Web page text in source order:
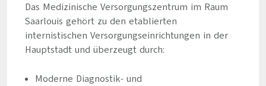
Das Medizinische Versorgungszentrum im Raum
Saarlouis gehört zu den etablierten
internistischen Versorgungseinrichtungen in der
Hauptstadt und überzeugt durch:
Moderne Diagnostik- und